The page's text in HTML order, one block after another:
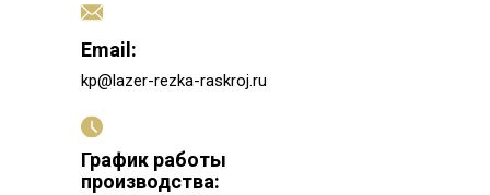
kp@lazer-rezka-raskroj.ru
Email:
График работы
производства: